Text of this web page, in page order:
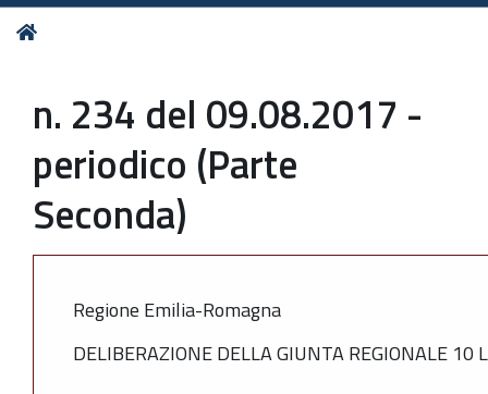
Tu
n. 234 del 09.08.2017 -
periodico (Parte
Seconda)
Regione Emilia-Romagna
DELIBERAZIONE DELLA GIUNTA REGIONALE 10